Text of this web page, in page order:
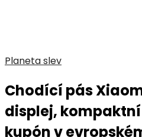
Planeta slev
Chodící pás
displej,
kupón v